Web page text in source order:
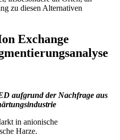
zu diesen Alternativen
Exchange
aufgrund der Nachfrage aus
in anionische
Harze.